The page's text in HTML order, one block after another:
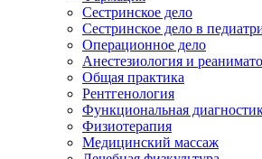
Сестринское дело
Сестринское дело в
Операционное дело
Анестезиология и
Общая практика
Рентгенология
Функциональная
Физиотерапия
Медицинский массаж